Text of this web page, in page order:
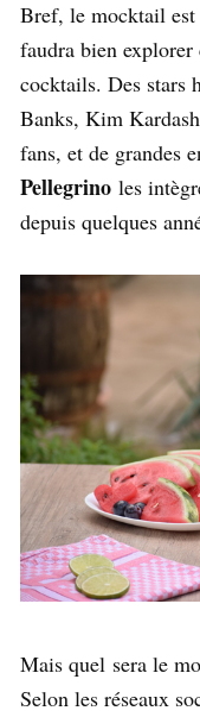
Bref, le mocktail est
faudra bien explorer
cocktails. Des stars
Banks, Kim
fans, et de grandes
Pellegrino les
depuis quelques
Mais quel sera le
Selon les réseaux